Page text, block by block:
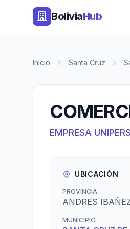
BoliviaHub
Inicio Santa Cruz
EMPRESA
UBICACIÓN
PROVINCIA
ANDRES
MUNICIPIO